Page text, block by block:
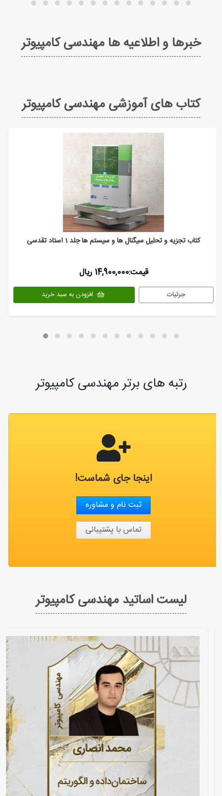
خبرها و اطلاعیه ها مهندسی کامپیوتر
کتاب های آموزشی مهندسی کامپیوتر
کتاب تجزیه و تحلیل سیگنال ها و سیستم ها جلد 1 استاد تقدسی
قیمت:14,900,000 ریال
افزودن به سبد خرید جزئیات
رتبه های برتر مهندسی کامپیوتر
اینجا جای شماست!
ثبت نام و مشاوره
تماس با پشتیبانی
لیست اساتید مهندسی کامپیوتر